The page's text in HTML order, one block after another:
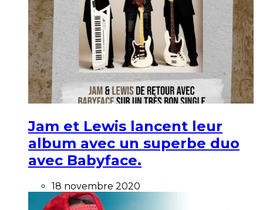
Jam et Lewis lancent leur
album avec un superbe duo
avec Babyface.
18 novembre 2020